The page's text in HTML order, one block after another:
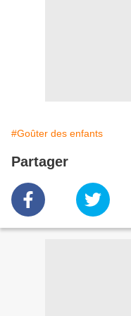
#Goûter des enfants
Partager